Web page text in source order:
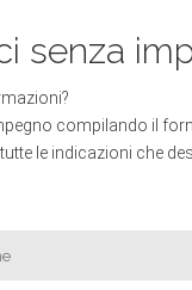
senza
compilando il
le indicazioni che